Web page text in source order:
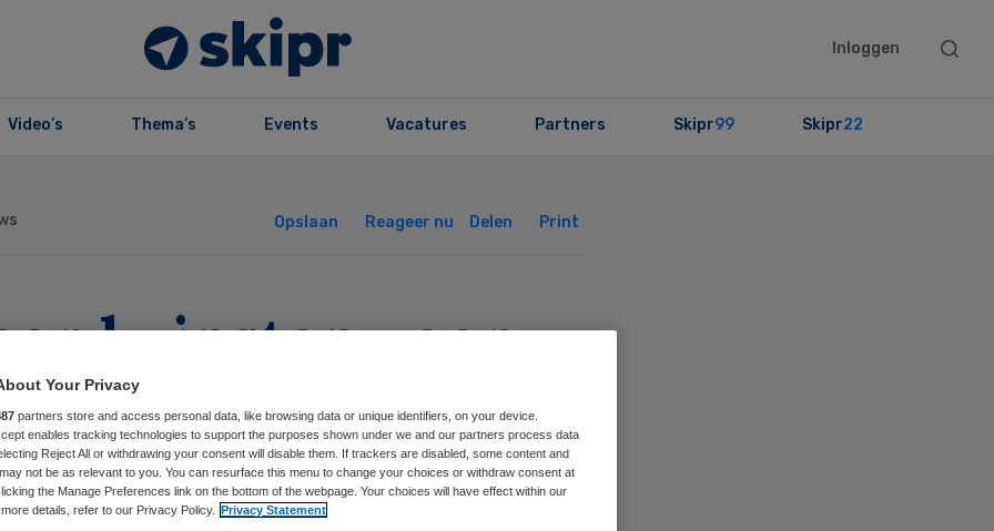
Inloggen
Search
Video’s Thema’s Events Vacatures Partners Skipr99 Skipr22
Opslaan Reageer nu Delen Print
voor
in de
Your Privacy
partners store and access personal data, like browsing data or unique identifiers, on your device.
enables tracking technologies to support the purposes shown under we and our partners process data
Reject All or withdrawing your consent will disable them. If trackers are disabled, some content and
not be as relevant to you. You can resurface this menu to change your choices or withdraw consent at
the Manage Preferences link on the bottom of the webpage. Your choices will have effect within our
details, refer to our Privacy Policy. Privacy Statement